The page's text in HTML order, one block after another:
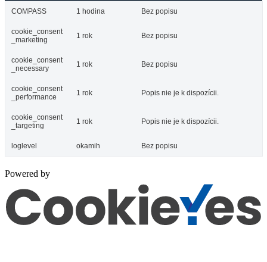
COMPASS 1 hodina Bez popisu
cookie_consent
_marketing
1 rok Bez popisu
cookie_consent
_necessary
1 rok Bez popisu
cookie_consent
_performance
1 rok Popis nie je k dispozícii.
cookie_consent
_targeting
1 rok Popis nie je k dispozícii.
loglevel okamih Bez popisu
Powered by